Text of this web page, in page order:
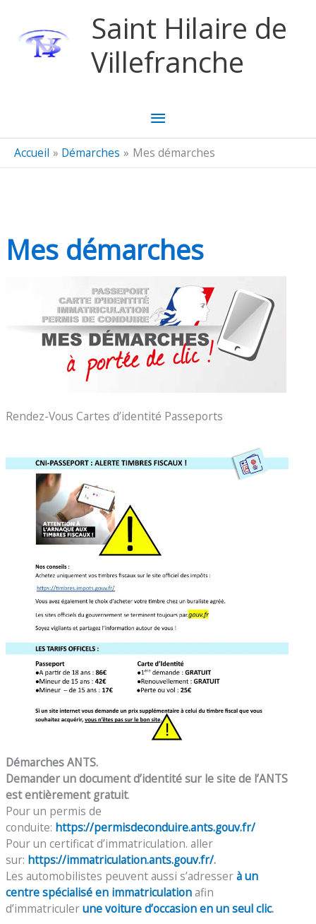
Saint Hilaire de
Villefranche
Menu
principal
Accueil Démarches Mes démarches
Mes démarches
Rendez-Vous Cartes d’identité Passeports
Démarches ANTS.
Demander un document d’identité sur le site de l’ANTS
est entièrement gratuit.
Pour un permis de
conduite: https://permisdeconduire.ants.gouv.fr/
Pour un certificat d’immatriculation. aller
sur: https://immatriculation.ants.gouv.fr/.
Les automobilistes peuvent aussi s’adresserà un
centre spécialisé en immatriculationafin
d’immatriculerune voiture d’occasion en un seul clic.